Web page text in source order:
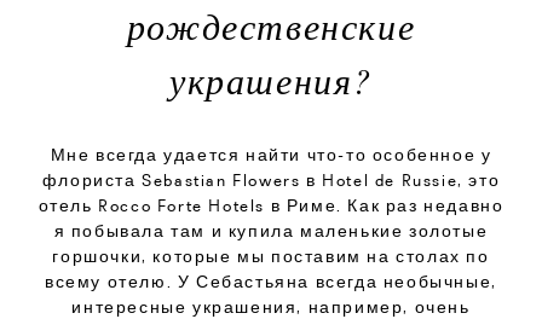
рождественские
украшения?
Мне всегда удается найти что-то особенное у
флориста Sebastian Flowers в Hotel de Russie, это
отель Rocco Forte Hotels в Риме. Как раз недавно
я побывала там и купила маленькие золотые
горшочки, которые мы поставим на столах по
всему отелю. У Себастьяна всегда необычные,
интересные украшения, например, очень